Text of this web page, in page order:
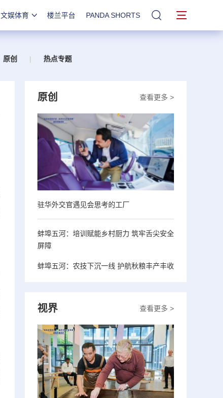
文娱体育 楼兰平台 PANDA SHORTS 站内搜索
原创 | 热点专题
查看更多 >
原创
驻华外交官遇见会思考的工厂
蚌埠五河：培训赋能乡村厨力 筑牢舌尖安全
屏障
蚌埠五河：农技下沉一线 护航秋粮丰产丰收
查看更多 >
视界